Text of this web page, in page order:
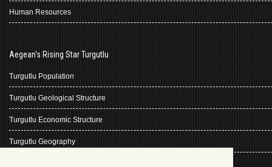
Human Resources
Aegean's Rising Star Turgutlu
Turgutlu Population
Turgutlu Geological Structure
Turgutlu Economic Structure
Turgutlu Geography